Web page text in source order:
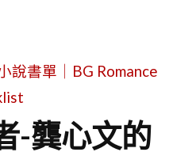
說書單｜BG Romance
-龔心文的